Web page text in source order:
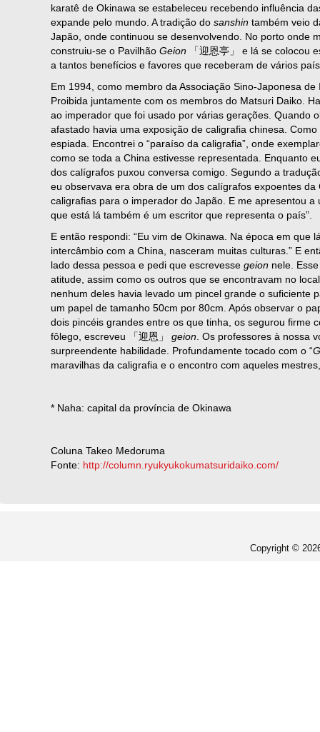
karatê de Okinawa se estabeleceu recebendo influência
expande pelo mundo. A tradição do sanshin também veio
Japão, onde continuou se desenvolvendo. No porto onde
construiu-se o Pavilhão Geion 「迎恩亭」 e lá se colocou
a tantos benefícios e favores que receberam de vários
Em 1994, como membro da Associação Sino-Japonesa
Proibida juntamente com os membros do Matsuri Daiko.
ao imperador que foi usado por várias gerações. Quando
afastado havia uma exposição de caligrafia chinesa.
espiada. Encontrei o “paraíso da caligrafia”, onde
como se toda a China estivesse representada. Enquanto
dos calígrafos puxou conversa comigo. Segundo a
eu observava era obra de um dos calígrafos expoentes
caligrafias para o imperador do Japão. E me apresentou a
que está lá também é um escritor que representa o país”.
E então respondi: “Eu vim de Okinawa. Na época em que
intercâmbio com a China, nasceram muitas culturas.” E
lado dessa pessoa e pedi que escrevesse geion nele.
atitude, assim como os outros que se encontravam no
nenhum deles havia levado um pincel grande o suficiente
um papel de tamanho 50cm por 80cm. Após observar o
dois pincéis grandes entre os que tinha, os segurou firme
fôlego, escreveu 「迎恩」 geion . Os professores à nossa
surpreendente habilidade. Profundamente tocado com o “
maravilhas da caligrafia e o encontro com aqueles
* Naha: capital da província de Okinawa
Coluna Takeo Medoruma
Fonte: http://column.ryukyukokumatsuridaiko.com/
Copyright ©